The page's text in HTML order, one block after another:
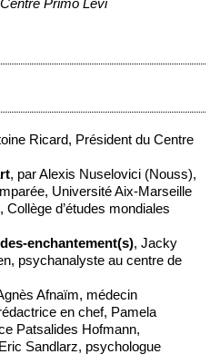
Ricard, Président du Centre
, par Alexis Nuselovici (Nouss),
Université Aix-Marseille
Collège d’études mondiales
enchantement(s), Jacky
psychanalyste au centre de
Afnaïm, médecin
en chef, Pamela
Patsalides Hofmann,
Sandlarz, psychologue